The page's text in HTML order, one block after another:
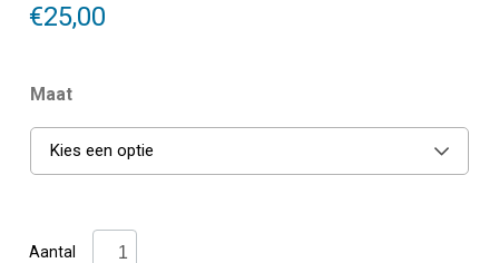
€25,00
Maat
Kies een optie
Aantal
DivePro: